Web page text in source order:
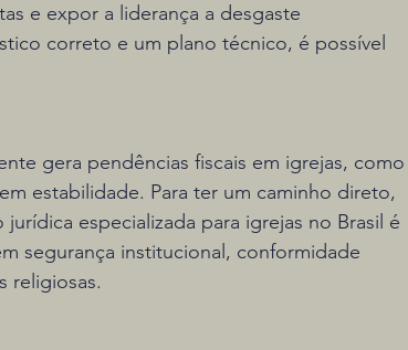
e expor a liderança a desgaste
correto e um plano técnico, é possível
gera pendências fiscais em igrejas, como
estabilidade. Para ter um caminho direto,
especializada para igrejas no Brasil é
segurança institucional, conformidade
religiosas.